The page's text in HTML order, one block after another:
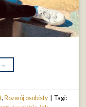
→
,Rozwój osobisty
Tagi: